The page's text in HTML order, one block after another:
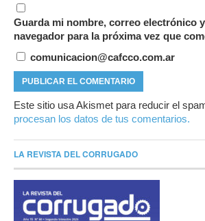
Guarda mi nombre, correo electrónico
navegador para la próxima vez que
comunicacion@cafcco.com.ar
Este sitio usa Akismet para reducir el
procesan los datos de tus comentarios.
LA REVISTA DEL CORRUGADO